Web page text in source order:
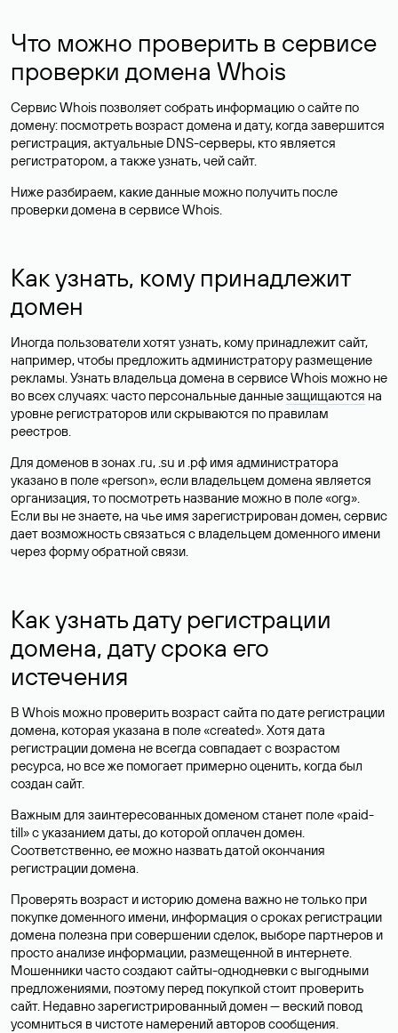
Что можно проверить в сервисе
проверки домена Whois
Сервис Whois позволяет собрать информацию о сайте по
домену: посмотреть возраст домена и дату, когда завершится
регистрация, актуальные DNS-серверы, кто является
регистратором, а также узнать, чей сайт.
Ниже разбираем, какие данные можно получить после
проверки домена в сервисе Whois.
Как узнать, кому принадлежит
домен
Иногда пользователи хотят узнать, кому принадлежит сайт,
например, чтобы предложить администратору размещение
рекламы. Узнать владельца домена в сервисе Whois можно не
во всех случаях: часто персональные данныезащищаются на
уровне регистраторов или скрываются по правилам
реестров.
Для доменов в зонах .ru, .su и .рф имя администратора
указано в поле «person», если владельцем домена является
организация, то посмотреть название можно в поле «org».
Если вы не знаете, на чье имя зарегистрирован домен, сервис
дает возможность связаться с владельцем доменного имени
через форму обратной связи.
Как узнать дату регистрации
домена, дату срока его
истечения
В Whois можно проверить возраст сайта по дате регистрации
домена, которая указана в поле «created». Хотя дата
регистрации домена не всегда совпадает с возрастом
ресурса, но все же помогает примерно оценить, когда был
создан сайт.
Важным для заинтересованных доменом станет поле «paid-
till» с указанием даты, до которой оплачен домен.
Соответственно, ее можно назвать датой окончания
регистрации домена.
Проверять возраст и историю домена важно не только при
покупке доменного имени, информация о сроках регистрации
домена полезна при совершении сделок, выборе партнеров и
просто анализе информации, размещенной в интернете.
Мошенники часто создают сайты-однодневки с выгодными
предложениями, поэтому перед покупкой стоит проверить
сайт. Недавно зарегистрированный домен — веский повод
усомниться в чистоте намерений авторов сообщения.